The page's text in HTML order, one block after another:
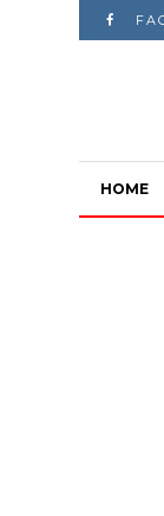
HOME